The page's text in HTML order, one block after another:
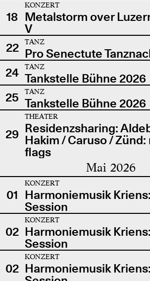
18
KONZERT
Metalstorm over
V
22
TANZ
Pro Senectute
24
TANZ
Tankstelle Bühne 2026
25
TANZ
Tankstelle Bühne 2026
29
THEATER
Residenzsharing:
Hakim / Caruso / Zünd:
flags
Mai 2026
01
KONZERT
Harmoniemusik
Session
02
KONZERT
Harmoniemusik
Session
02
KONZERT
Harmoniemusik